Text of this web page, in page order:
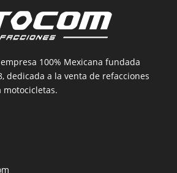
100% Mexicana fundada
dedicada a la venta de refacciones
motocicletas.